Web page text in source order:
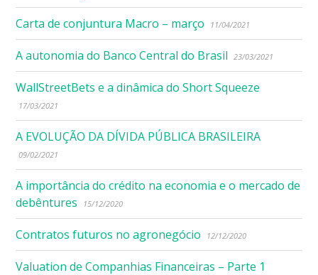
Carta de conjuntura Macro – março 11/04/2021
A autonomia do Banco Central do Brasil 23/03/2021
WallStreetBets e a dinâmica do Short Squeeze
17/03/2021
A EVOLUÇÃO DA DÍVIDA PÚBLICA BRASILEIRA
09/02/2021
A importância do crédito na economia e o mercado de
debêntures
15/12/2020
Contratos futuros no agronegócio 12/12/2020
Valuation de Companhias Financeiras – Parte 1